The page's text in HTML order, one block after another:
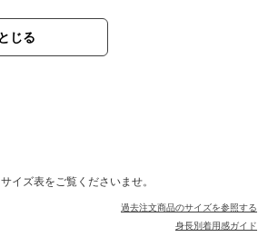
とじる
イズ表をご覧くださいませ。
過去注文商品のサイズを参照する
身長別着用感ガイド